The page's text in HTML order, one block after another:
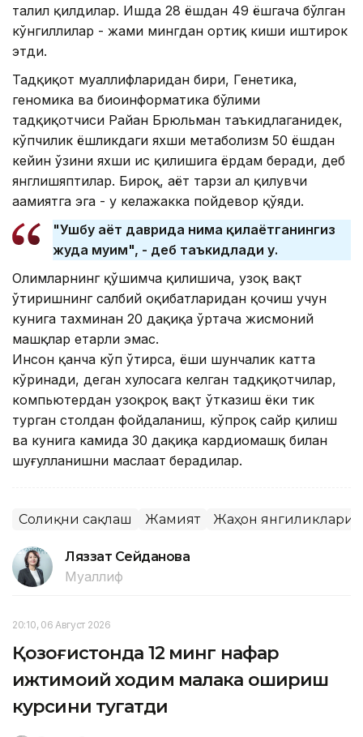
таҳлил қилдилар. Ишда 28 ёшдан 49 ёшгача бўлган
кўнгиллилар - жами мингдан ортиқ киши иштирок
этди.
Тадқиқот муаллифларидан бири, Генетика,
геномика ва биоинформатика бўлими
тадқиқотчиси Райан Брюльман таъкидлаганидек,
кўпчилик ёшликдаги яхши метаболизм 50 ёшдан
кейин ўзини яхши ҳис қилишига ёрдам беради, деб
янглишяптилар. Бироқ, ҳаёт тарзи ҳал қилувчи
аҳамиятга эга - у келажакка пойдевор қўяди.
"Ушбу ҳаёт даврида нима қилаётганингиз
жуда муҳим", - деб таъкидлади у.
Олимларнинг қўшимча қилишича, узоқ вақт
ўтиришнинг салбий оқибатларидан қочиш учун
кунига тахминан 20 дақиқа ўртача жисмоний
машқлар етарли эмас.
Инсон қанча кўп ўтирса, ёши шунчалик катта
кўринади, деган хулосага келган тадқиқотчилар,
компьютердан узоқроқ вақт ўтказиш ёки тик
турган столдан фойдаланиш, кўпроқ сайр қилиш
ва кунига камида 30 дақиқа кардиомашқ билан
шуғулланишни маслаҳат берадилар.
Соғлиқни сақлаш Жамият Жаҳон янгиликлари
Ляззат Сейданова
Муаллиф
20:10, 06 Август 2026
Қозоғистонда 12 минг нафар
ижтимоий ходим малака ошириш
курсини тугатди